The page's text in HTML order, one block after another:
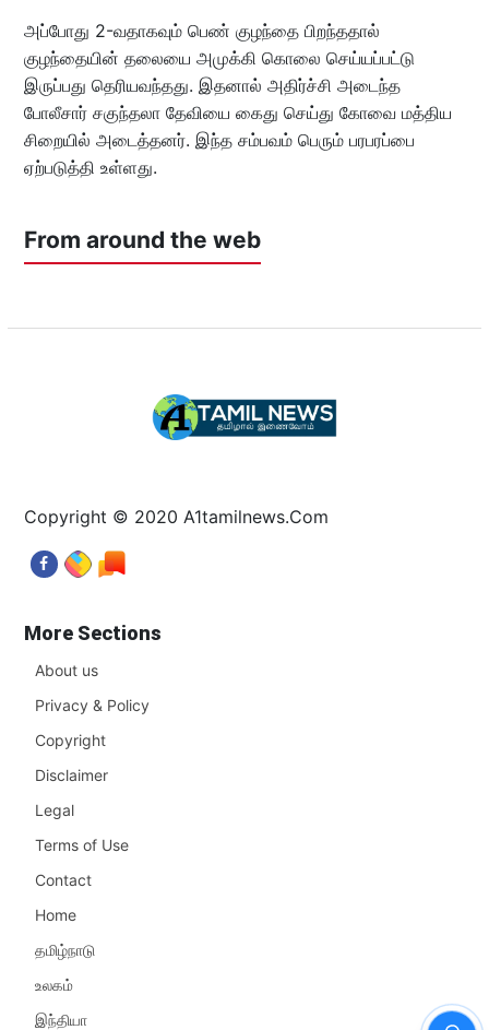
அப்போது 2-வதாகவும் பெண் குழந்தை பிறந்ததால்
குழந்தையின் தலையை அமுக்கி கொலை செய்யப்பட்டு
இருப்பது தெரியவந்தது. இதனால் அதிர்ச்சி அடைந்த
போலீசார் சகுந்தலா தேவியை கைது செய்து கோவை மத்திய
சிறையில் அடைத்தனர். இந்த சம்பவம் பெரும் பரபரப்பை
ஏற்படுத்தி உள்ளது.
From around the web
Copyright © 2020 A1tamilnews.Com
More Sections
About us
Privacy & Policy
Copyright
Disclaimer
Legal
Terms of Use
Contact
Home
தமிழ்நாடு
உலகம்
இந்தியா